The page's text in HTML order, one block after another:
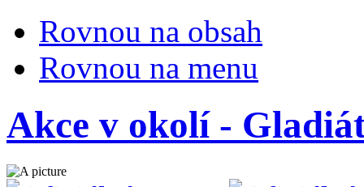
Rovnou na obsah
Rovnou na menu
Akce v okolí -